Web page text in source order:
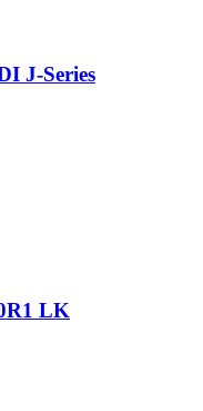
J-Series
LK